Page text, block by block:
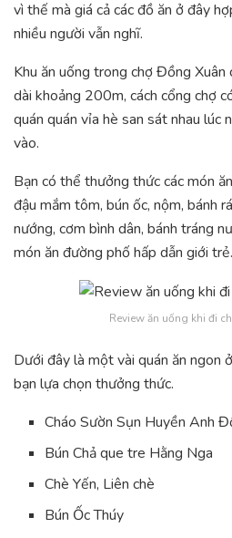
vì thế mà giá cả các đồ ăn ở đây
nhiều người vẫn nghĩ.
Khu ăn uống trong chợ Đồng Xuân
dài khoảng 200m, cách cổng chợ
quán quán vỉa hè san sát nhau lúc
vào.
Bạn có thể thưởng thức các món
đậu mắm tôm, bún ốc, nộm, bánh
nướng, cơm bình dân, bánh tráng
món ăn đường phố hấp dẫn giới trẻ.
Review ăn uống khi đi
Dưới đây là một vài quán ăn ngon
bạn lựa chọn thưởng thức.
Cháo Sườn Sụn Huyền Anh
Bún Chả que tre Hằng Nga
Chè Yến, Liên chè
Bún Ốc Thúy